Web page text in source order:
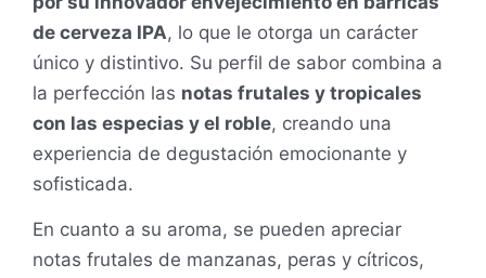
de cerveza IPA, lo que le otorga un carácter
único y distintivo. Su perfil de sabor combina a
la perfección las notas frutales y tropicales
con las especias y el roble, creando una
experiencia de degustación emocionante y
sofisticada.
En cuanto a su aroma, se pueden apreciar
notas frutales de manzanas, peras y cítricos,